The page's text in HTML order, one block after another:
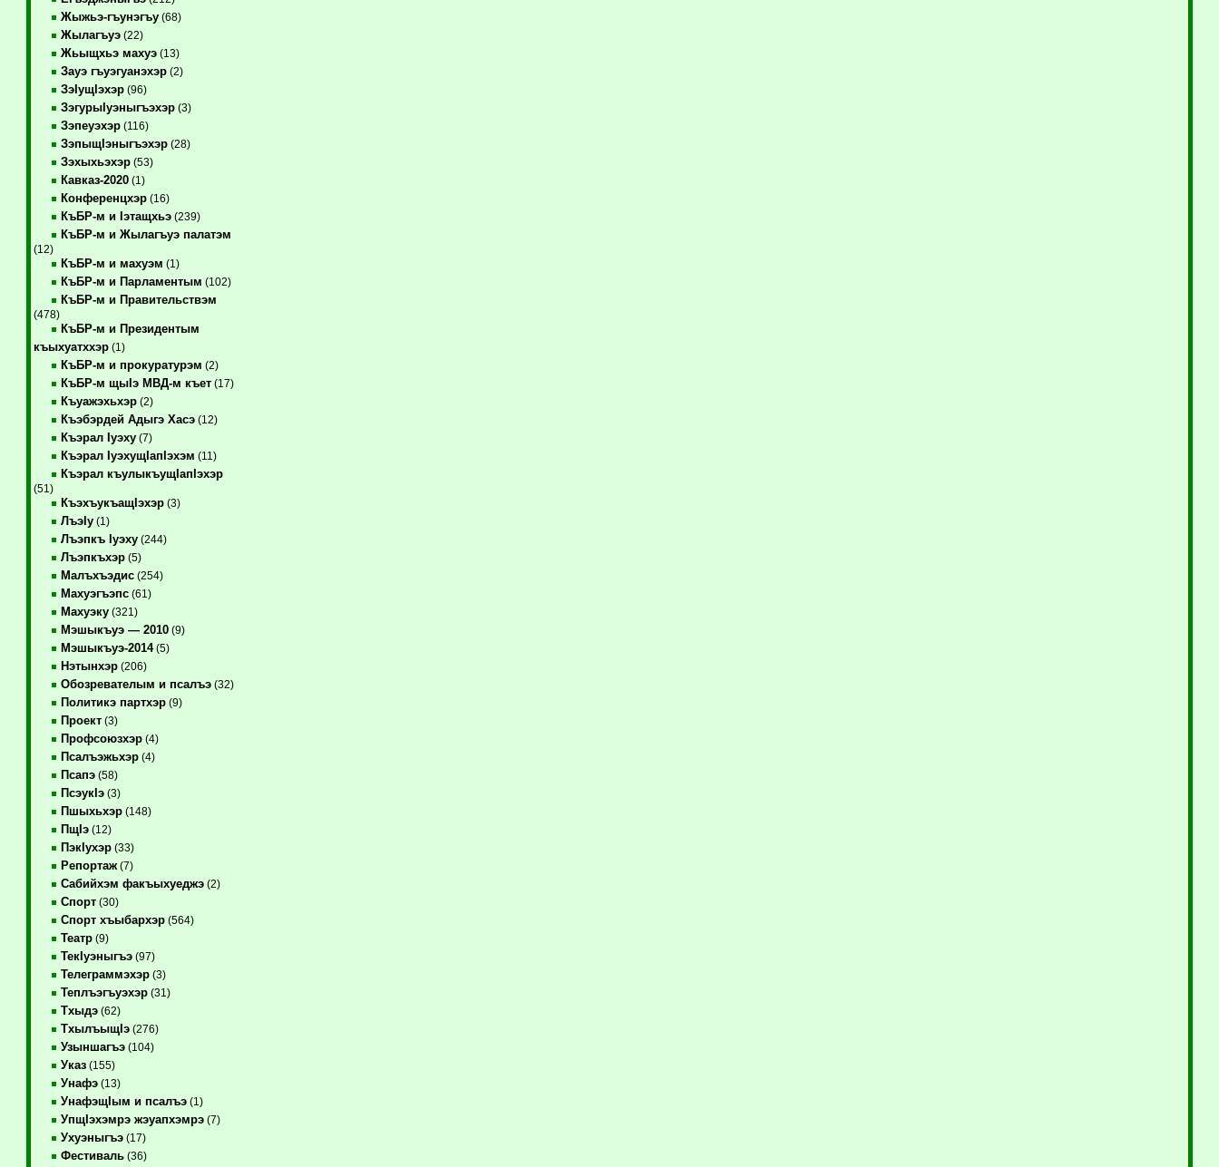
Жыжьэ-гъунэгъу(68)
Жылагъуэ(22)
Жьыщхьэ махуэ(13)
Зауэ гъуэгуанэхэр(2)
ЗэIущIэхэр(96)
ЗэгурыIуэныгъэхэр(3)
Зэпеуэхэр(116)
ЗэпыщIэныгъэхэр(28)
Зэхыхьэхэр(53)
Кавказ-2020(1)
Конференцхэр(16)
КъБР-м и Iэтащхьэ(239)
КъБР-м и Жылагъуэ палатэм
(12)
КъБР-м и махуэм (1)
КъБР-м и Парламентым (102)
КъБР-м и Правительствэм
(478)
КъБР-м и Президентым
къыхуатххэр(1)
КъБР-м и прокуратурэм (2)
КъБР-м щыIэ МВД-м къет(17)
Къуажэхьхэр(2)
Къэбэрдей Адыгэ Хасэ(12)
Къэрал Iуэху(7)
Къэрал IуэхущIапIэхэм (11)
Къэрал къулыкъущIапIэхэр
(51)
КъэхъукъащIэхэр(3)
ЛъэIу(1)
Лъэпкъ Iуэху(244)
Лъэпкъхэр(5)
Малъхъэдис(254)
Махуэгъэпс(61)
Махуэку(321)
Мэшыкъуэ — 2010(9)
Мэшыкъуэ-2014(5)
Нэтынхэр(206)
Обозревателым и псалъэ(32)
Политикэ партхэр(9)
Проект(3)
Профсоюзхэр(4)
Псалъэжьхэр(4)
Псапэ(58)
ПсэукIэ(3)
Пшыхьхэр(148)
ПщIэ(12)
ПэкIухэр(33)
Репортаж(7)
Сабийхэм факъыхуеджэ(2)
Спорт(30)
Спорт хъыбархэр(564)
Театр(9)
ТекIуэныгъэ(97)
Телеграммэхэр(3)
Теплъэгъуэхэр(31)
Тхыдэ(62)
ТхылъыщIэ(276)
Узыншагъэ(104)
Указ(155)
Унафэ(13)
УнафэщIым и псалъэ(1)
УпщIэхэмрэ жэуапхэмрэ(7)
Ухуэныгъэ(17)
Фестиваль(36)